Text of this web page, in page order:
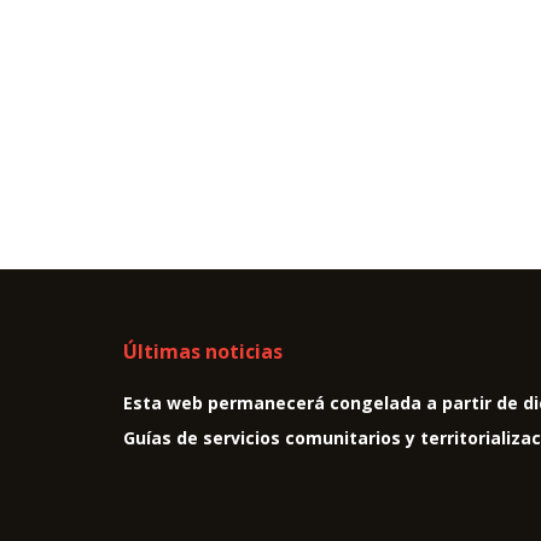
Últimas noticias
Esta web permanecerá congelada a partir de
Guías de servicios comunitarios y